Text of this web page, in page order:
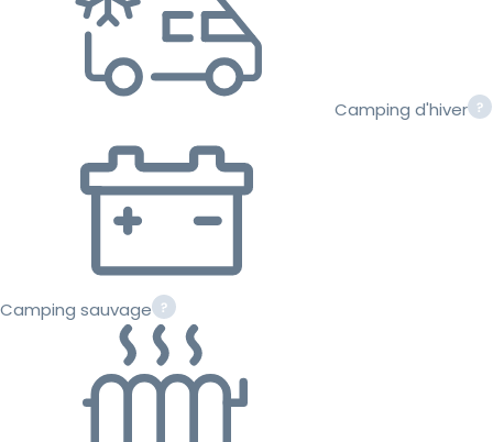
Camping d'hiver
Camping sauvage